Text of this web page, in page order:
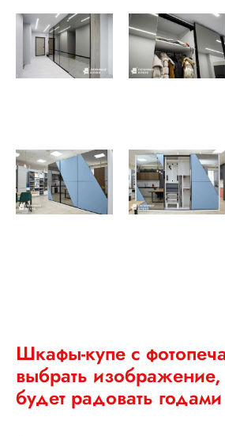
Шкафы-купе с
выбрать изображение,
будет радовать годами